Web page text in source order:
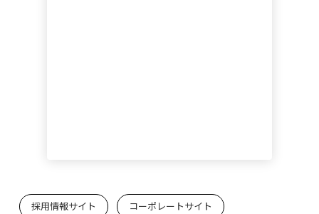
採用情報サイト コーポレートサイト